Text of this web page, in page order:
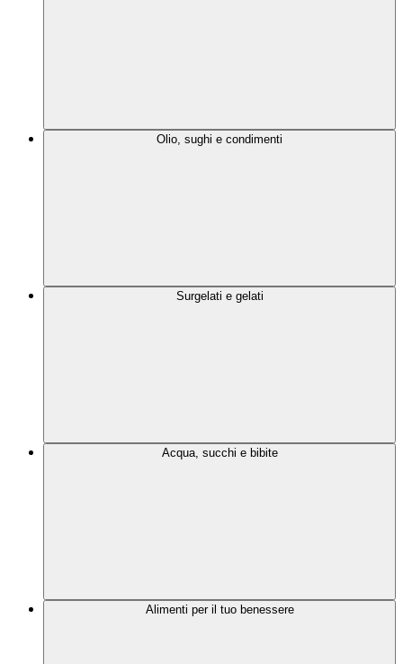
Olio, sughi e condimenti
Surgelati e gelati
Acqua, succhi e bibite
Alimenti per il tuo benessere